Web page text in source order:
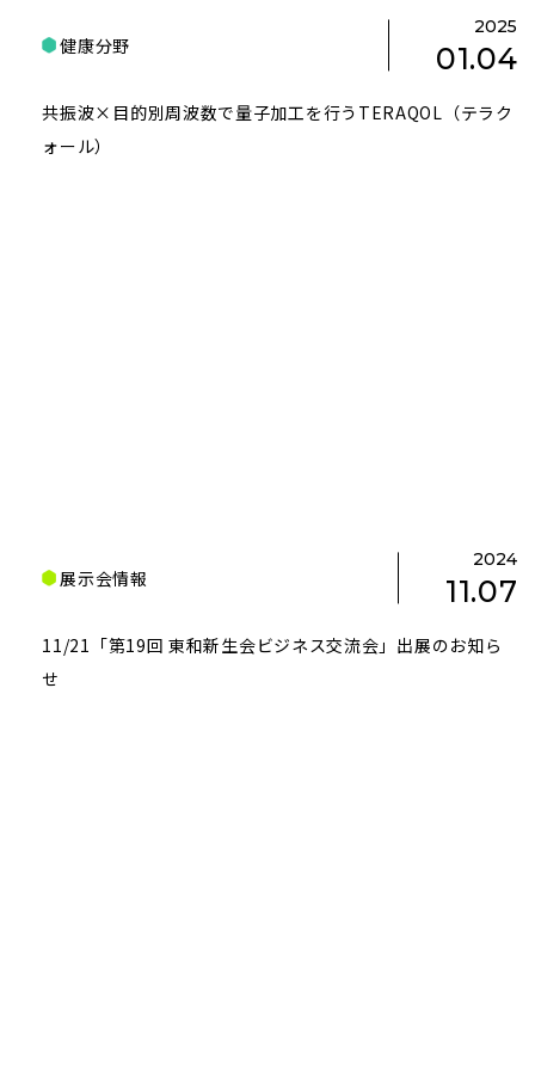
健康分野
2025
01.04
共振波×目的別周波数で量子加工を行うTERAQOL（テラク
ォール）
展示会情報
2024
11.07
11/21「第19回 東和新生会ビジネス交流会」出展のお知ら
せ